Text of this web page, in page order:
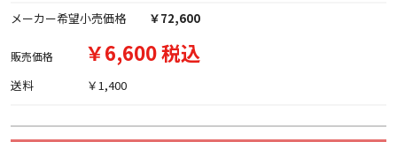
メーカー希望小売価格
￥72,600
販売価格 ￥6,600 税込
送料 ￥1,400